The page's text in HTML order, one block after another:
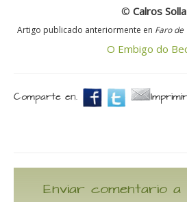
© Calros Solla
Artigo publicado anteriormente en Faro de
O Embigo do
Comparte en.
Enviar comentario